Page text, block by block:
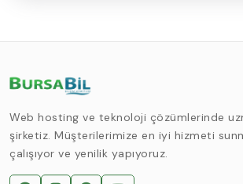
Web hosting ve teknoloji çözümlerinde
şirketiz. Müşterilerimize en iyi hizmeti
çalışıyor ve yenilik yapıyoruz.